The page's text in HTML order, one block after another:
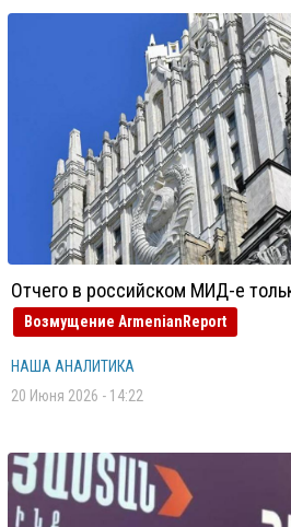
Отчего в российском МИД-е
Возмущение ArmenianReport
НАША АНАЛИТИКА
20 Июня 2026 - 14:22